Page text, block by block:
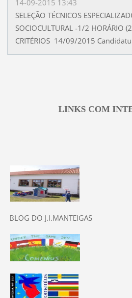
14-09-2015 13:43
SELEÇÃO TÉCNICOS
SOCIOCULTURAL -1/2 HORÁRIO
CRITÉRIOS 14/09/2015
LINKS COM
BLOG DO J.I.MANTEIGAS